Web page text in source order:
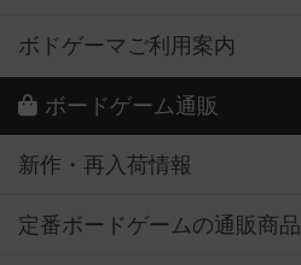
ボドゲーマご利用案内
ボードゲーム通販
新作・再入荷情報
定番ボードゲームの通販商品